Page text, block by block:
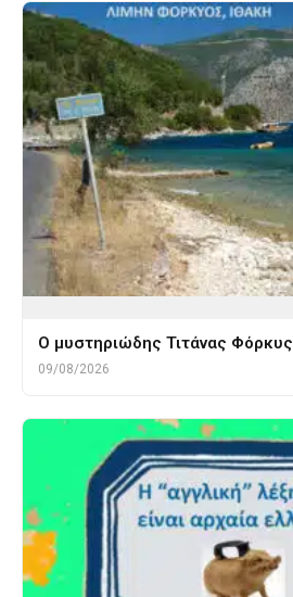
O μυστηριώδης Τιτάνας
09/08/2026